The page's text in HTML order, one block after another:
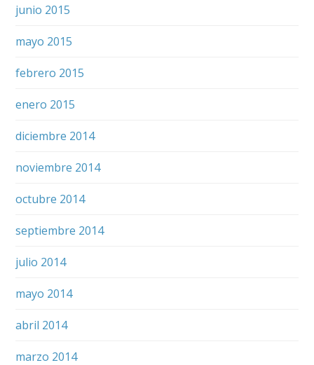
junio 2015
mayo 2015
febrero 2015
enero 2015
diciembre 2014
noviembre 2014
octubre 2014
septiembre 2014
julio 2014
mayo 2014
abril 2014
marzo 2014